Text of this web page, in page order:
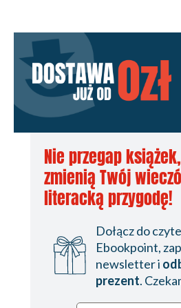
Reklamy
Spis treści
Karta redakcyjna
Nie przegap
zmienią Twój
literacką przygodę!
Dołącz do
Ebookpoint,
newsletter i
prezent.